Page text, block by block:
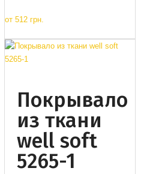
от 512 грн.
Покрывало
из ткани
well soft
5265-1